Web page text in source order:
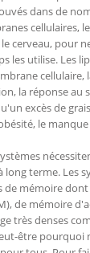
dans de
cellulaires,
cerveau, pour
les utilise. Les
la réponse au
excès de
le
long terme. Les
de mémoire
de mémoire
très denses
être pourquoi